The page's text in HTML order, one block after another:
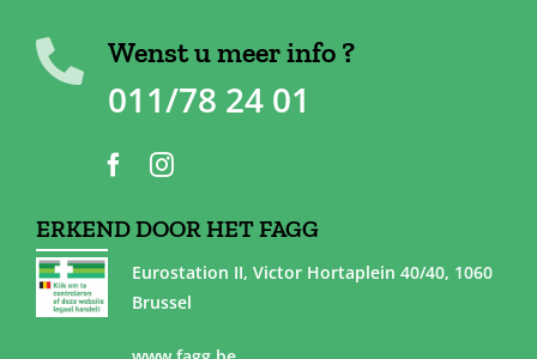
Wenst u meer info ?
011/78 24 01
ERKEND DOOR HET FAGG
Eurostation II, Victor Hortaplein 40/40, 1060
Brussel